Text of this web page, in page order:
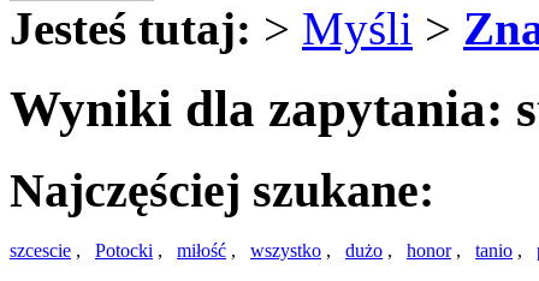
Jesteś tutaj: > Myśli >
Wyniki dla zapytania:
Najczęściej szukane:
szcescie , Potocki , miłość , wszystko , dużo , honor, tanio ,